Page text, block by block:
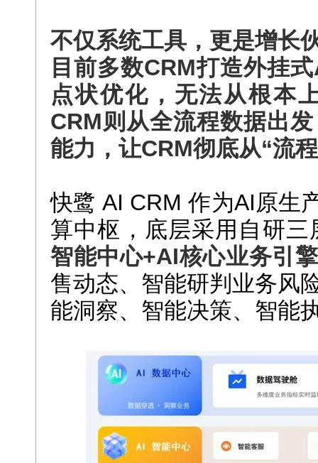
不仅系统工具，更是增长
目前多数CRM打造外挂
点状优化，无法从根本
CRM则从全流程数据出
能力，让CRM彻底从“流
快鹭 AI CRM 作为AI原生
算中枢，底层采用自研三
智能中心+AI核心业务引
售动态、智能研判业务风
能洞察、智能决策、智能